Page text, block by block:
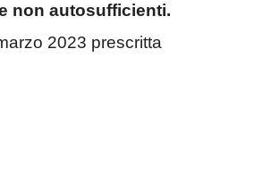
non autosufficienti.
2023 prescritta